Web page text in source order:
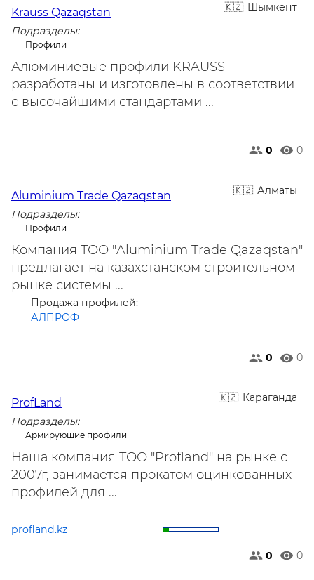
Шымкент
Krauss Qazaqstan
Подразделы:
Профили
Алюминиевые профили KRAUSS
разработаны и изготовлены в соответствии
с высочайшими стандартами ...
0 0
Алматы
Aluminium Trade Qazaqstan
Подразделы:
Профили
Компания ТОО "Aluminium Trade Qazaqstan"
предлагает на казахстанском строительном
рынке системы ...
Продажа профилей:
АЛПРОФ
0 0
Караганда
ProfLand
Подразделы:
Армирующие профили
Наша компания ТОО "Profland" на рынке с
2007г, занимается прокатом оцинкованных
профилей для ...
profland.kz
0 0